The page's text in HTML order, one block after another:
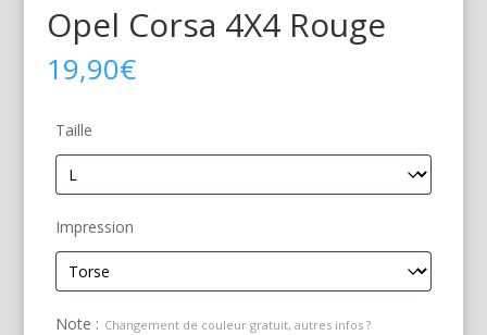
Opel Corsa 4X4 Rouge
19,90€
Taille
Impression
Note : Changement de couleur gratuit, autres infos ?